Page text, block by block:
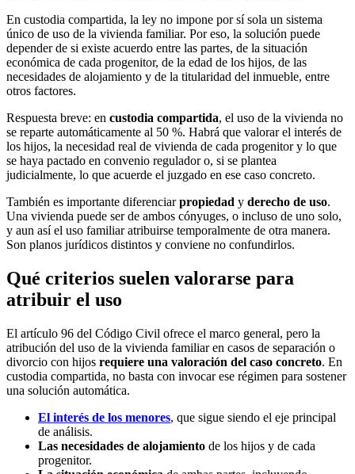
En custodia compartida, la ley no impone por sí sola un sistema
único de uso de la vivienda familiar. Por eso, la solución puede
depender de si existe acuerdo entre las partes, de la situación
económica de cada progenitor, de la edad de los hijos, de las
necesidades de alojamiento y de la titularidad del inmueble, entre
otros factores.
Respuesta breve: en custodia compartida, el uso de la vivienda no
se reparte automáticamente al 50 %. Habrá que valorar el interés de
los hijos, la necesidad real de vivienda de cada progenitor y lo que
se haya pactado en convenio regulador o, si se plantea
judicialmente, lo que acuerde el juzgado en ese caso concreto.
También es importante diferenciarpropiedad y derecho de uso.
Una vivienda puede ser de ambos cónyuges, o incluso de uno solo,
y aun así el uso familiar atribuirse temporalmente de otra manera.
Son planos jurídicos distintos y conviene no confundirlos.
Qué criterios suelen valorarse para
atribuir el uso
El artículo 96 del Código Civil ofrece el marco general, pero la
atribución del uso de la vivienda familiar en casos de separación o
divorcio con hijos requiere una valoración del caso concreto. En
custodia compartida, no basta con invocar ese régimen para sostener
una solución automática.
El interés de los menores, que sigue siendo el eje principal
de análisis.
Las necesidades de alojamiento de los hijos y de cada
progenitor.